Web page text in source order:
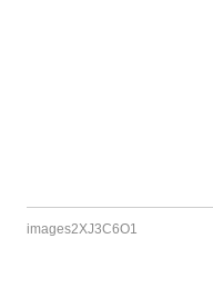
images2XJ3C6O1